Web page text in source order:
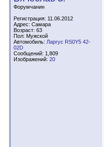
Форумчанин
Регистрация: 11.06.2012
Адрес: Самара
Возраст: 63
Пол: Мужской
Автомобиль: Ларгус RS0Y5 42-
02D
Сообщений: 1,809
Изображений: 20